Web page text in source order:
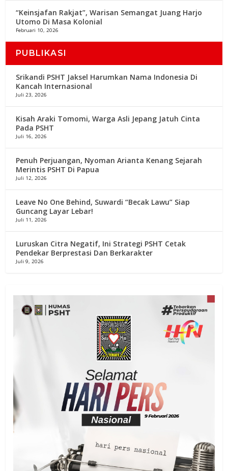
“Keinsjafan Rakjat”, Warisan Semangat Juang Harjo
Utomo Di Masa Kolonial
Februari 10, 2026
PUBLIKASI
Srikandi PSHT Jaksel Harumkan Nama Indonesia Di
Kancah Internasional
Juli 23, 2026
Kisah Araki Tomomi, Warga Asli Jepang Jatuh Cinta
Pada PSHT
Juli 16, 2026
Penuh Perjuangan, Nyoman Arianta Kenang Sejarah
Merintis PSHT Di Papua
Juli 12, 2026
Leave No One Behind, Suwardi “Becak Lawu” Siap
Guncang Layar Lebar!
Juli 11, 2026
Luruskan Citra Negatif, Ini Strategi PSHT Cetak
Pendekar Berprestasi Dan Berkarakter
Juli 9, 2026